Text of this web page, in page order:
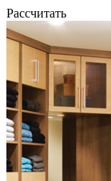
Рассчитать